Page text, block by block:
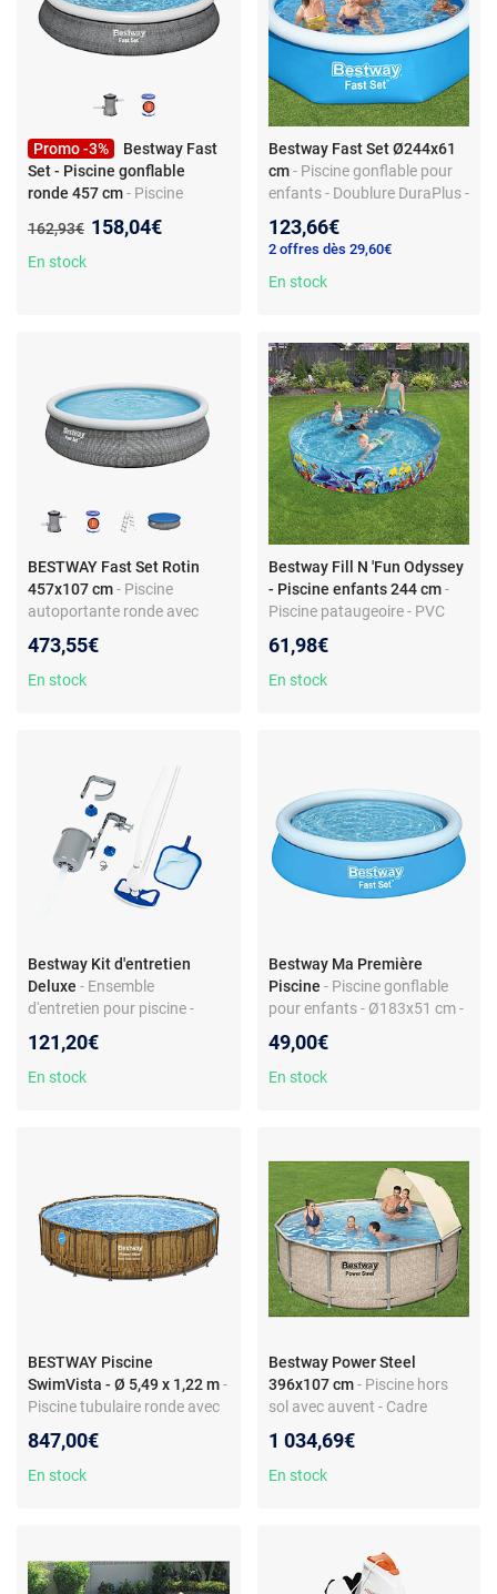
Promo -3%
Bestway Fast
Set - Piscine gonflable
ronde 457 cm- Piscine
résistant - Capacité 9677 L -
Épurateur à cartouche inclus
Ancien prix :
162,93€ Nouveau prix :
158,04€
En stock
Bestway Fast Set Ø244x61
cm - Piscine gonflable pour
enfants - Doublure DuraPlus -
Installation rapide
123,66€
2 offres dès 29,60€
En stock
BESTWAY Fast Set Rotin
457x107 cm- Piscine
autoportante ronde avec
362 L - Filtration incluse -
Échelle de sécurité
473,55€
En stock
Bestway Fill N 'Fun Odyssey
- Piscine enfants 244 cm -
Piscine pataugeoire - PVC
Impression sous-marine -
Patch de réparation inclus
61,98€
En stock
Bestway Kit d'entretien
Deluxe - Ensemble
d'entretien pour piscine -
skimmer et manche
télescopique
121,20€
En stock
Bestway Ma Première
Piscine - Piscine gonflable
pour enfants - Ø183x51 cm -
49,00€
En stock
BESTWAY Piscine
SwimVista - Ø 5,49 x 1,22 m-
Piscine tubulaire ronde avec
5,7m³/h - Échelle de sécurité
et bâche inclus - Design effet
847,00€
En stock
Bestway Power Steel
396x107 cm - Piscine hors
sol avec auvent - Cadre
litres - Pompe à cartouche
incluse
1 034,69€
En stock